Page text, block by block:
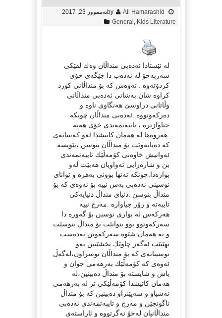
by Ali Hamarashid
تەممووز 23, 2017
General Kids Literature
له‌ ئێستادا ئه‌ده‌بی منداڵان وه‌ك لقێكی
سه‌ربه‌خۆ له‌ ئه‌ده‌ب دا جێگه‌ی خۆی
كردۆته‌وه‌ . ئه‌وه‌ش كه‌ بۆ منداڵانی كورد
كراوه‌ شان به‌شانی ئه‌ده‌بی منداڵانی
وڵاتانی دراوسێ هه‌نگاوی ناوه‌ و
ده‌ركه‌وتووه‌ .ئه‌ده‌بی منداڵان چونكه‌
جیاوازتره‌ ، تایبه‌تمه‌ندی خۆی هه‌یه‌
.هه‌روه‌ها له‌ هه‌مان كاتیشدا ئه‌و كه‌سانه‌ی
كه‌ ده‌یانه‌وێت بۆ منداڵان بنوسن ،پێویسه‌
ئه‌وانیش خاوه‌نی كۆمه‌ڵێك تایبه‌تمه‌ندی
بن و شاره‌زایی ته‌واویان هه‌بێت له‌و
بواره‌دا.چونكه‌ ته‌نها بوونی به‌هره‌ و توانای
نوسینی ئه‌ده‌بی به‌س نییه‌ بۆ ئه‌وه‌ی كه‌ بۆ
منداڵ بنوسن .دنیای منداڵ دنیایه‌كی
تایبه‌ته‌ و زۆر جیاوازه‌ .مه‌رج نییه‌
هه‌ركه‌س له‌ بواری نوسین بۆ گه‌وره‌ دا
سه‌ركه‌وتوو بوو بتوانێت بۆ منداڵ بنوسێت
و به‌ هه‌مان شێوه‌ سه‌ركه‌وتن به‌ده‌ست
بهێنێت.ئه‌گه‌ر چاوێك بخشێنین به‌و
نوسینانه‌ی كه‌ بۆ منداڵان نوسراون،له‌گه‌ڵ
ئه‌وه‌ی كه‌ كۆمه‌ڵێك به‌رهه‌می جوان و
باش و شایسته‌ بۆ منداڵ ده‌بینین،له‌
هه‌مان كاتیشدا كۆمه‌ڵێكی تر له‌ به‌رهه‌می
نه‌شیاو و سه‌پێنراو ده‌بینین كه‌ بۆ منداڵ
ناگونجێن و مه‌رج و تایبه‌تمه‌ندی ئه‌ده‌بی
منداڵانیان له‌خۆ نه‌گرتووه‌ و ئاراسته‌ی